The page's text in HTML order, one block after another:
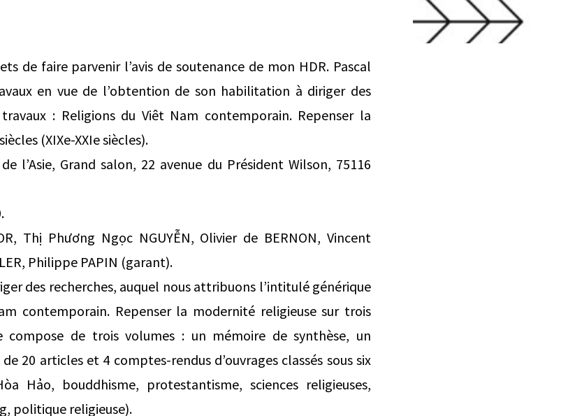
de faire parvenir l’avis de soutenance de mon HDR. Pascal
en vue de l’obtention de son habilitation à diriger des
: Religions du Viêt Nam contemporain. Repenser la
(XIXe-XXIe siècles).
l’Asie, Grand salon, 22 avenue du Président Wilson, 75116
Thị Phương Ngọc NGUYỄN, Olivier de BERNON, Vincent
Philippe PAPIN (garant).
des recherches, auquel nous attribuons l’intitulé générique
contemporain. Repenser la modernité religieuse sur trois
compose de trois volumes : un mémoire de synthèse, un
20 articles et 4 comptes-rendus d’ouvrages classés sous six
Hảo, bouddhisme, protestantisme, sciences religieuses,
politique religieuse).